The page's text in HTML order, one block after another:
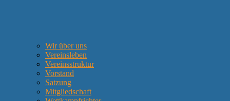
Wir über uns
Vereinsleben
Vereinsstruktur
Vorstand
Satzung
Mitgliedschaft